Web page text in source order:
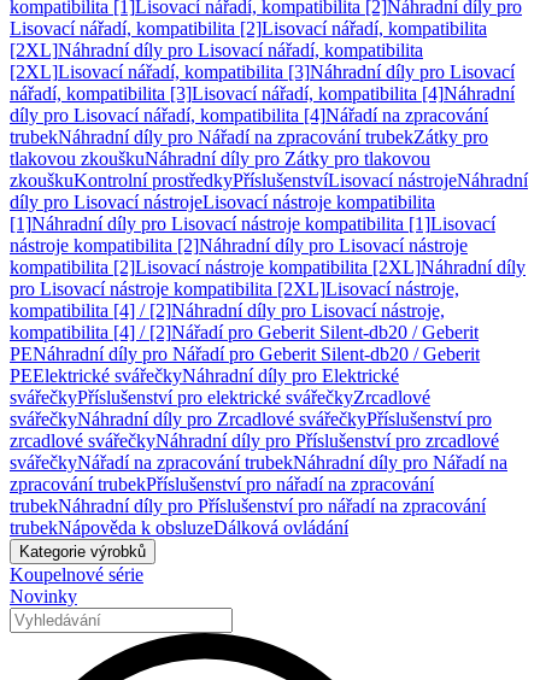
kompatibilita [1]Lisovací nářadí, kompatibilita [2]Náhradní díly pro
Lisovací nářadí, kompatibilita [2]Lisovací nářadí, kompatibilita
[2XL]Náhradní díly pro Lisovací nářadí, kompatibilita
[2XL]Lisovací nářadí, kompatibilita [3]Náhradní díly pro Lisovací
nářadí, kompatibilita [3]Lisovací nářadí, kompatibilita [4]Náhradní
díly pro Lisovací nářadí, kompatibilita [4]Nářadí na zpracování
trubekNáhradní díly pro Nářadí na zpracování trubekZátky pro
tlakovou zkouškuNáhradní díly pro Zátky pro tlakovou
zkouškuKontrolní prostředkyPříslušenstvíLisovací nástrojeNáhradní
díly pro Lisovací nástrojeLisovací nástroje kompatibilita
[1]Náhradní díly pro Lisovací nástroje kompatibilita [1]Lisovací
nástroje kompatibilita [2]Náhradní díly pro Lisovací nástroje
kompatibilita [2]Lisovací nástroje kompatibilita [2XL]Náhradní díly
pro Lisovací nástroje kompatibilita [2XL]Lisovací nástroje,
kompatibilita [4] / [2]Náhradní díly pro Lisovací nástroje,
kompatibilita [4] / [2]Nářadí pro Geberit Silent-db20 / Geberit
PENáhradní díly pro Nářadí pro Geberit Silent-db20 / Geberit
PEElektrické svářečkyNáhradní díly pro Elektrické
svářečkyPříslušenství pro elektrické svářečkyZrcadlové
svářečkyNáhradní díly pro Zrcadlové svářečkyPříslušenství pro
zrcadlové svářečkyNáhradní díly pro Příslušenství pro zrcadlové
svářečkyNářadí na zpracování trubekNáhradní díly pro Nářadí na
zpracování trubekPříslušenství pro nářadí na zpracování
trubekNáhradní díly pro Příslušenství pro nářadí na zpracování
trubekNápověda k obsluzeDálková ovládání
Kategorie výrobků
Koupelnové série
Novinky